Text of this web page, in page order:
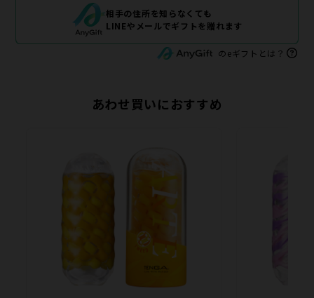
相手の住所を知らなくても
LINEやメールでギフトを贈れます
のeギフトとは？
あわせ買いにおすすめ